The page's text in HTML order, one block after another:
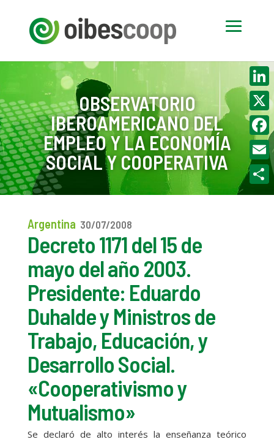
OBSERVATORIO
IBEROAMERICANO DEL
EMPLEO Y LA ECONOMÍA
SOCIAL Y COOPERATIVA
Argentina 30/07/2008
Decreto 1171 del 15 de
mayo del año 2003.
Presidente: Eduardo
Duhalde y Ministros de
Trabajo, Educación, y
Desarrollo Social.
«Cooperativismo y
Mutualismo»
Se declaró de alto interés la enseñanza teórico
X
Email